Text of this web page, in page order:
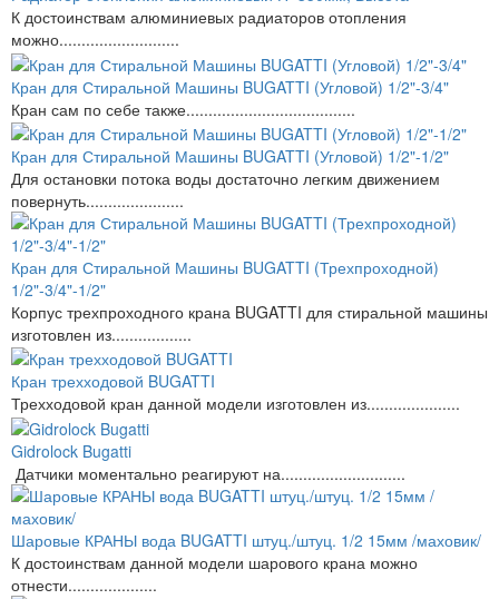
К достоинствам алюминиевых радиаторов отопления
можно...........................
Кран для Стиральной Машины BUGATTI (Угловой) 1/2"-3/4"
Кран сам по себе также......................................
Кран для Стиральной Машины BUGATTI (Угловой) 1/2"-1/2"
Для остановки потока воды достаточно легким движением
повернуть......................
Кран для Стиральной Машины BUGATTI (Трехпроходной)
1/2"-3/4"-1/2"
Корпус трехпроходного крана BUGATTI для стиральной машины
изготовлен из..................
Кран трехходовой BUGATTI
Трехходовой кран данной модели изготовлен из.....................
Gidrolock Bugatti
Датчики моментально реагируют на............................
Шаровые КРАНЫ вода BUGATTI штуц./штуц. 1/2 15мм /маховик/
К достоинствам данной модели шарового крана можно
отнести....................